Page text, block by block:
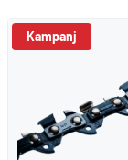
Kampanj